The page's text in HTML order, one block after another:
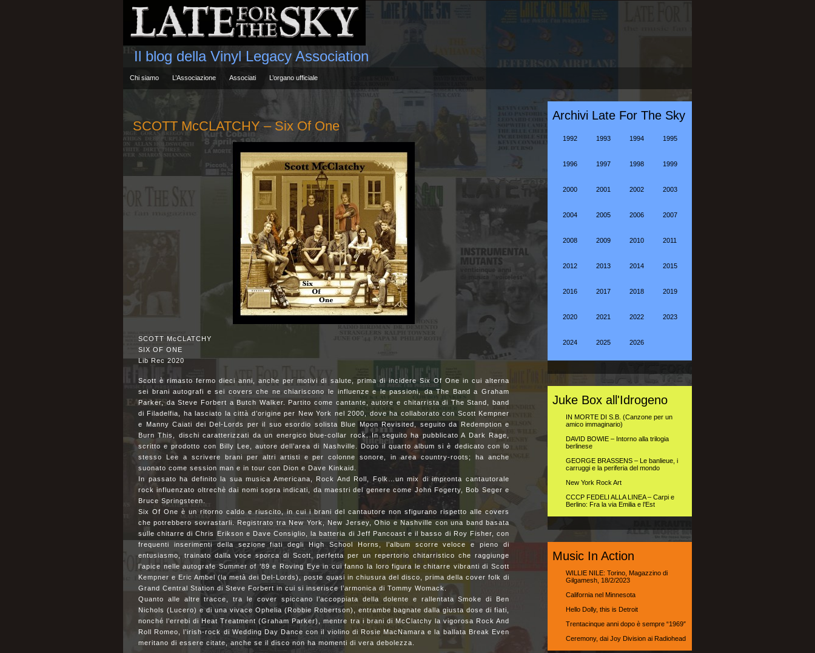
Il blog della Vinyl Legacy Association
Chi siamo L’Associazione Associati L’organo ufficiale
SCOTT McCLATCHY – Six Of One
SCOTT McCLATCHY
SIX OF ONE
Lib Rec 2020
Scott è rimasto fermo dieci anni, anche per motivi di salute, prima di incidere Six Of One in cui alterna
sei brani autografi e sei covers che ne chiariscono le influenze e le passioni, da The Band a Graham
Parker, da Steve Forbert a Butch Walker. Partito come cantante, autore e chitarrista di The Stand, band
di Filadelfia, ha lasciato la città d’origine per New York nel 2000, dove ha collaborato con Scott Kempner
e Manny Caiati dei Del-Lords per il suo esordio solista Blue Moon Revisited, seguito da Redemption e
Burn This, dischi caratterizzati da un energico blue-collar rock. In seguito ha pubblicato A Dark Rage,
scritto e prodotto con Billy Lee, autore dell’area di Nashville. Dopo il quarto album si è dedicato con lo
stesso Lee a scrivere brani per altri artisti e per colonne sonore, in area country-roots; ha anche
suonato come session man e in tour con Dion e Dave Kinkaid.
In passato ha definito la sua musica Americana, Rock And Roll, Folk…un mix di impronta cantautorale
rock influenzato oltrechè dai nomi sopra indicati, da maestri del genere come John Fogerty, Bob Seger e
Bruce Springsteen.
Six Of One è un ritorno caldo e riuscito, in cui i brani del cantautore non sfigurano rispetto alle covers
che potrebbero sovrastarli. Registrato tra New York, New Jersey, Ohio e Nashville con una band basata
sulle chitarre di Chris Erikson e Dave Consiglio, la batteria di Jeff Pancoast e il basso di Roy Fisher, con
frequenti inserimenti della sezione fiati degli High School Horns, l’album scorre veloce e pieno di
entusiasmo, trainato dalla voce sporca di Scott, perfetta per un repertorio chitarristico che raggiunge
l’apice nelle autografe Summer of ’89 e Roving Eye in cui fanno la loro figura le chitarre vibranti di Scott
Kempner e Eric Ambel (la metà dei Del-Lords), poste quasi in chiusura del disco, prima della cover folk di
Grand Central Station di Steve Forbert in cui si inserisce l’armonica di Tommy Womack.
Quanto alle altre tracce, tra le cover spiccano l’accoppiata della dolente e rallentata Smoke di Ben
Nichols (Lucero) e di una vivace Ophelia (Robbie Robertson), entrambe bagnate dalla giusta dose di fiati,
nonché l’errebi di Heat Treatment (Graham Parker), mentre tra i brani di McClatchy la vigorosa Rock And
Roll Romeo, l’irish-rock di Wedding Day Dance con il violino di Rosie MacNamara e la ballata Break Even
meritano di essere citate, anche se il disco non ha momenti di vera debolezza.
Archivi Late For The Sky
1992 1993 1994 1995
1996 1997 1998 1999
2000 2001 2002 2003
2004 2005 2006 2007
2008 2009 2010 2011
2012 2013 2014 2015
2016 2017 2018 2019
2020 2021 2022 2023
2024 2025 2026
Juke Box all'Idrogeno
IN MORTE DI S.B. (Canzone per un
amico immaginario)
DAVID BOWIE – Intorno alla trilogia
berlinese
GEORGE BRASSENS – Le banlieue, i
carruggi e la periferia del mondo
New York Rock Art
CCCP FEDELI ALLA LINEA – Carpi e
Berlino: Fra la via Emilia e l’Est
Music In Action
WILLIE NILE: Torino, Magazzino di
Gilgamesh, 18/2/2023
California nel Minnesota
Hello Dolly, this is Detroit
Trentacinque anni dopo è sempre “1969″
Ceremony, dai Joy Division ai Radiohead